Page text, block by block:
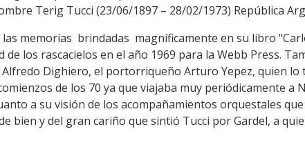
Terig Tucci (23/06/1897 – 28/02/1973) República
memorias brindadas magníficamente en su libro
los rascacielos en el año 1969 para la Webb Press.
Dighiero, el portorriqueño Arturo Yepez, quien lo
de los 70 ya que viajaba muy periódicamente a
a su visión de los acompañamientos orquestales
bien y del gran cariño que sintió Tucci por Gardel, a